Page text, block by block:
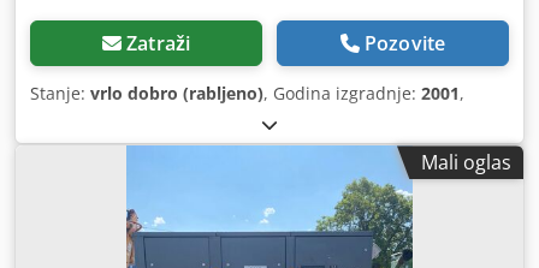
Zatraži Pozovite
Stanje: vrlo dobro (rabljeno), Godina izgradnje: 2001,
Mali oglas